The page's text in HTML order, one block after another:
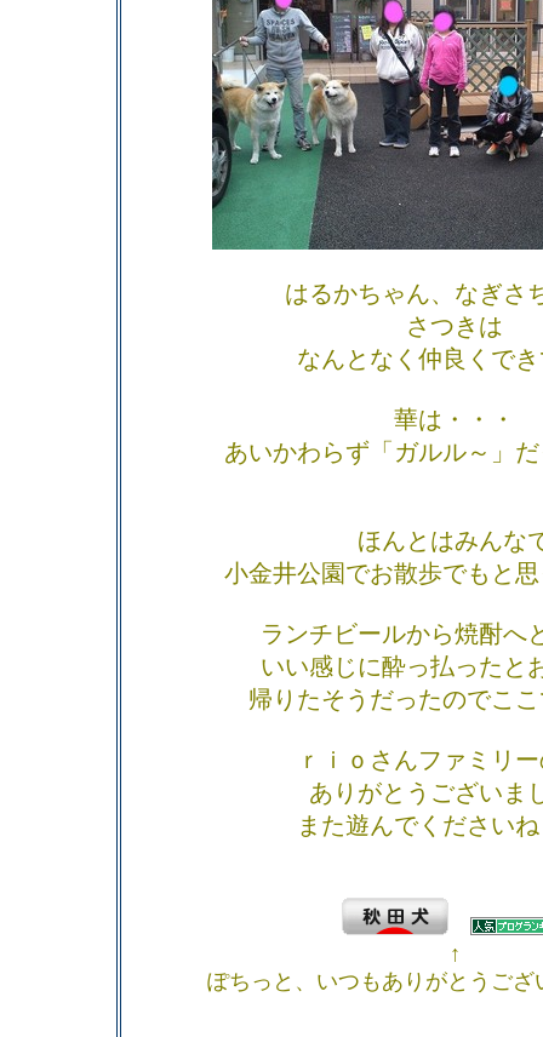
はるかちゃん、なぎさ
さつきは
なんとなく仲良くで
華は・・・
あいかわらず「ガルル～」
ほんとはみんな
小金井公園でお散歩でもと
ランチビールから焼酎へ
いい感じに酔っ払ったと
帰りたそうだったのでこ
ｒｉｏさんファミリ
ありがとうございま
また遊んでください
↑
ぽちっと、いつもありがとうご